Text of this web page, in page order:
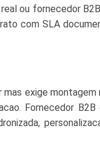
ou fornecedor
com SLA
exige montagem
Fornecedor